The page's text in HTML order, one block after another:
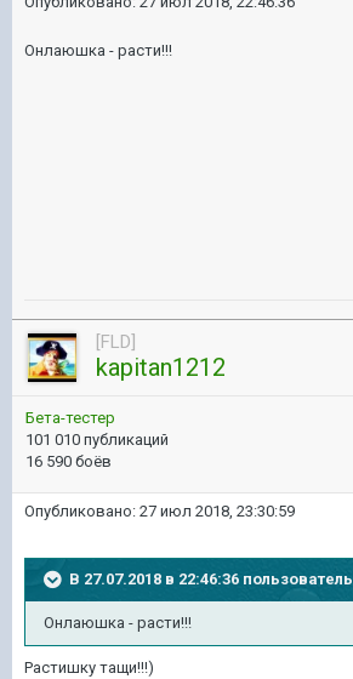
Онлаюшка - расти!!!
[FLD]
kapitan1212
Бета-тестер
101 010 публикаций
16 590 боёв
Опубликовано: 27 июл 2018, 23:30:59
В 27.07.2018 в 22:46:36 пользователь
Онлаюшка - расти!!!
Растишку тащи!!!)